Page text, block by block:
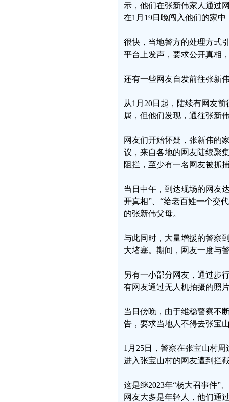
示，他们在张新伟家人通过
在1月19日晚闯入他们的家
很快，当地警方的处理方式
平台上发声，要求公开真相
还有一些网友自发前往张新
从1月20日起，陆续有网友
属，但他们发现，通往张新
网友们开始怀疑，张新伟的
议，来自各地的网友陆续聚
阻拦，至少有一名网友被抓
当日中午，到达现场的网友
开真相”、“给老百姓一个交
的张新伟父母。
与此同时，大量增援的警察
大堵塞。期间，网友一度与
另有一小部分网友，通过步
有网友通过无人机拍摄的照
当日傍晚，由于维稳警察不
告，要求当地人不得去张宝
1月25日，警察在张宝山村
进入张宝山村的网友遭到拦
这是继2023年“杨大召事件”
网友大多是年轻人，他们通